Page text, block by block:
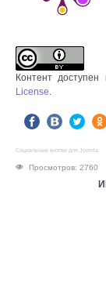
Контент
License.
Социальные кнопки для Joomla
Просмотров: 2760